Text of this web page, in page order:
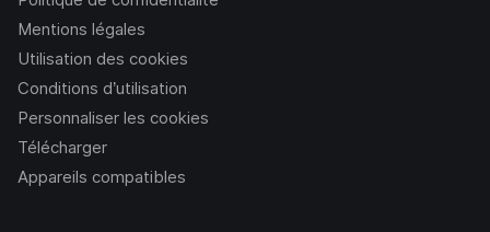
Mentions légales
Utilisation des cookies
Conditions d’utilisation
Personnaliser les cookies
Télécharger
Appareils compatibles